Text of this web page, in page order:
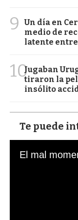
9
Un día en
medio de
latente
10Jugaban
tiraron la
insólito
Te puede